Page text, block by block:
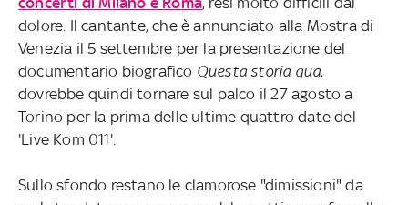
dolore. Il cantante, che è annunciato alla Mostra di
Venezia il 5 settembre per la presentazione del
documentario biografico Questa storia qua,
dovrebbe quindi tornare sul palco il 27 agosto a
Torino per la prima delle ultime quattro date del
'Live Kom 011'.
Sullo sfondo restano le clamorose "dimissioni" da